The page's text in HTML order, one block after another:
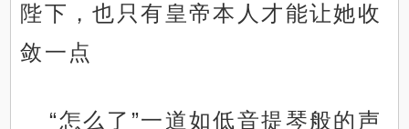
陛下，也只有皇帝本人才能让她收
敛一点
“怎么了”一道如低音提琴般的声